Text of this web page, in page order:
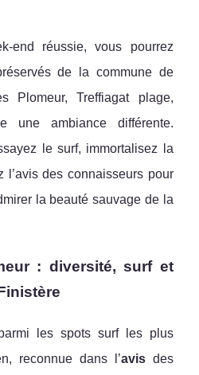
end réussie, vous pourrez
de la commune de
Plomeur, Treffiagat plage,
une ambiance différente.
le surf, immortalisez la
l’avis des connaisseurs pour
la beauté sauvage de la
: diversité, surf et
les spots surf les plus
reconnue dans l’avisdes